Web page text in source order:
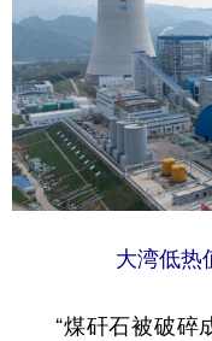
大湾低热
“煤矸石被破碎